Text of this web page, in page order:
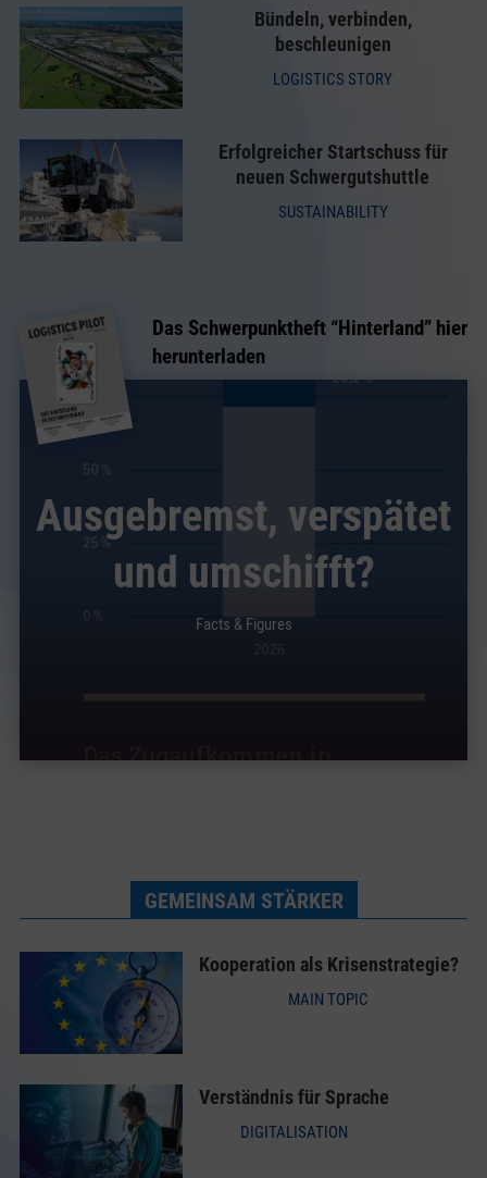
Bündeln, verbinden,
beschleunigen
LOGISTICS STORY
Erfolgreicher Startschuss für
neuen Schwergutshuttle
SUSTAINABILITY
Das Schwerpunktheft “Hinterland” hier
herunterladen
Ausgebremst, verspätet
und umschifft?
Facts & Figures
GEMEINSAM STÄRKER
Kooperation als Krisenstrategie?
MAIN TOPIC
Verständnis für Sprache
DIGITALISATION